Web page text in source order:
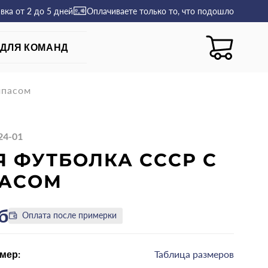
от 2 до 5 дней Оплачиваете только то, что подошло
КОМАНД
01
ФУТБОЛКА СССР С
Оплата после примерки
Таблица размеров